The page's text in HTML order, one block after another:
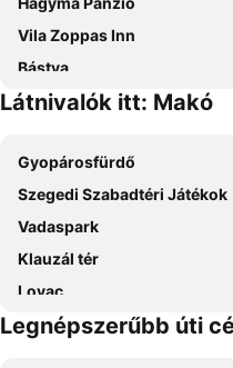
Vila Zoppas Inn
Bástya
Látnivalók itt: Makó
Gyopárosfürdő
Szegedi Szabadtéri Játékok
Vadaspark
Klauzál tér
Lovac
Legnépszerűbb úti